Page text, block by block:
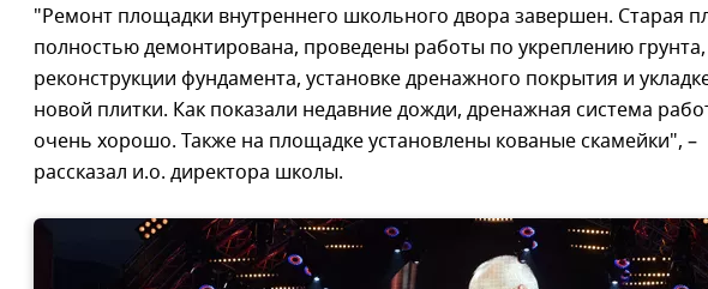
"Ремонт площадки внутреннего школьного двора завершен. Старая
полностью демонтирована, проведены работы по укреплению грунта,
реконструкции фундамента, установке дренажного покрытия и
новой плитки. Как показали недавние дожди, дренажная система
очень хорошо. Также на площадке установлены кованые скамейки", –
рассказал и.о. директора школы.